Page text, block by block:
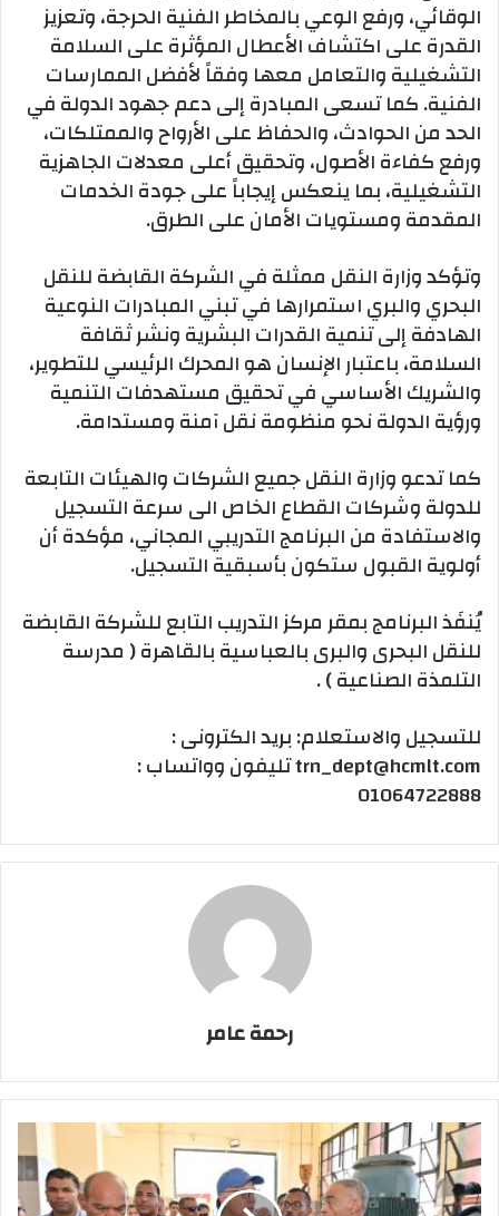
الوقائي، ورفع الوعي بالمخاطر الفنية الحرجة، وتعزيز
القدرة على اكتشاف الأعطال المؤثرة على السلامة
التشغيلية والتعامل معها وفقاً لأفضل الممارسات
الفنية. كما تسعى المبادرة إلى دعم جهود الدولة في
الحد من الحوادث، والحفاظ على الأرواح والممتلكات،
ورفع كفاءة الأصول، وتحقيق أعلى معدلات الجاهزية
التشغيلية، بما ينعكس إيجاباً على جودة الخدمات
المقدمة ومستويات الأمان على الطرق.
وتؤكد وزارة النقل ممثلة في الشركة القابضة للنقل
البحري والبري استمرارها في تبني المبادرات النوعية
الهادفة إلى تنمية القدرات البشرية ونشر ثقافة
السلامة، باعتبار الإنسان هو المحرك الرئيسي للتطوير،
والشريك الأساسي في تحقيق مستهدفات التنمية
ورؤية الدولة نحو منظومة نقل آمنة ومستدامة.
كما تدعو وزارة النقل جميع الشركات والهيئات التابعة
للدولة وشركات القطاع الخاص الى سرعة التسجيل
والاستفادة من البرنامج التدريبي المجاني، مؤكدة أن
أولوية القبول ستكون بأسبقية التسجيل.
يُنفَذ البرنامج بمقر مركز التدريب التابع للشركة القابضة
للنقل البحرى والبرى بالعباسية بالقاهرة ( مدرسة
التلمذة الصناعية ) .
للتسجيل والاستعلام: بريد الكترونى :
trn_dept@hcmlt.com تليفون وواتساب :
01064722888
رحمة عامر
الدكتور
سويلم
يتفقد
اليوم